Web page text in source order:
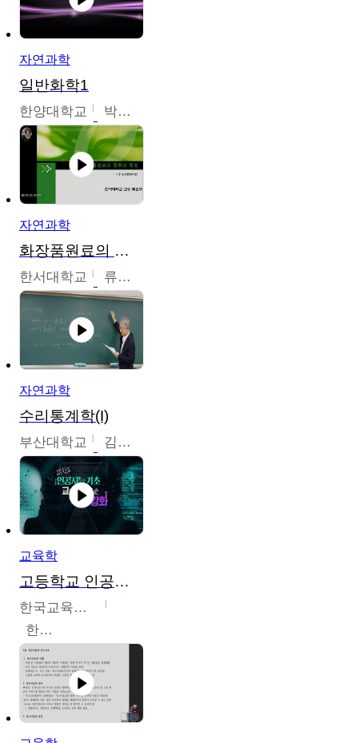
자연과학
일반화학1
한양대학교 박경호
자연과학
화장품원료의 종류와 특성
한서대학교 류은주
자연과학
수리통계학(I)
부산대학교 김충락
교육학
고등학교 인공지능 기초 교수ㆍ학습 역량 강화
한국교육학술정보원
한국교육학술정보원